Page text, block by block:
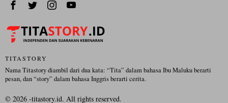
TITASTORY
Nama Titastory diambil dari dua kata: “Tita” dalam bahasa Ibu Maluku berarti
pesan, dan “story” dalam bahasa Inggris berarti cerita.
© 2026 -titastory.id. All rights reserved.